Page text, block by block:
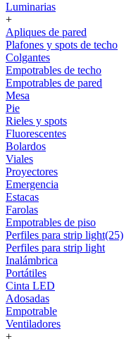
Luminarias
+
Apliques de pared
Plafones y spots de techo
Colgantes
Empotrables de techo
Empotrables de pared
Mesa
Pie
Rieles y spots
Fluorescentes
Bolardos
Viales
Proyectores
Emergencia
Estacas
Farolas
Empotrables de piso
Perfiles para strip light(25)
Perfiles para strip light
Inalámbrica
Portátiles
Cinta LED
Adosadas
Empotrable
Ventiladores
+